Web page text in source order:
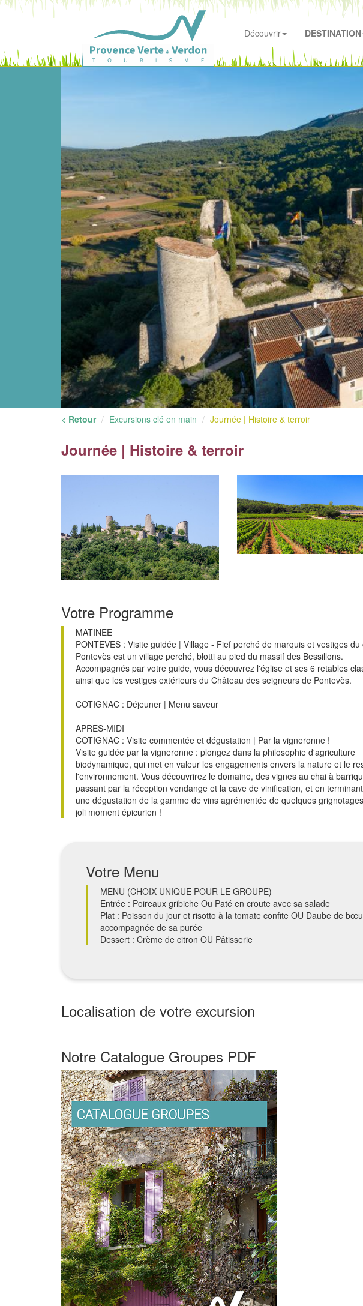
Découvrir
DESTINATION
< Retour Excursions clé en main Journée | Histoire & terroir
Journée | Histoire & terroir
Votre Programme
MATINEE
PONTEVES : Visite guidée | Village - Fief perché de marquis et vestiges du
Pontevès est un village perché, blotti au pied du massif des Bessillons.
Accompagnés par votre guide, vous découvrez l'église et ses 6 retables
ainsi que les vestiges extérieurs du Château des seigneurs de Pontevès.
COTIGNAC : Déjeuner | Menu saveur
APRES-MIDI
COTIGNAC : Visite commentée et dégustation | Par la vigneronne !
Visite guidée par la vigneronne : plongez dans la philosophie d'agriculture
biodynamique, qui met en valeur les engagements envers la nature et le
l'environnement. Vous découvrirez le domaine, des vignes au chai à
passant par la réception vendange et la cave de vinification, et en
une dégustation de la gamme de vins agrémentée de quelques
joli moment épicurien !
Votre Menu
MENU (CHOIX UNIQUE POUR LE GROUPE)
Entrée : Poireaux gribiche Ou Paté en croute avec sa salade
Plat : Poisson du jour et risotto à la tomate confite OU Daube de
accompagnée de sa purée
Dessert : Crème de citron OU Pâtisserie
Localisation de votre excursion
−
Notre Catalogue Groupes PDF